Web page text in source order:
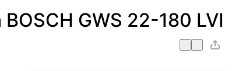
GWS 22-180 LVI